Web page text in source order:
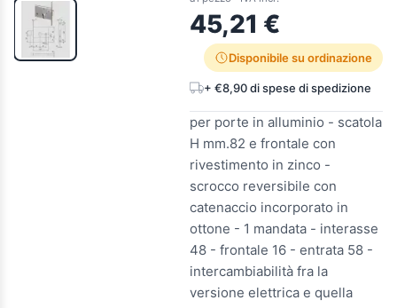
45,21 €
Disponibile su ordinazione
+ €8,90 di spese di spedizione
per porte in alluminio - scatola
H mm.82 e frontale con
rivestimento in zinco -
scrocco reversibile con
catenaccio incorporato in
ottone - 1 mandata - interasse
48 - frontale 16 - entrata 58 -
intercambiabilità fra la
versione elettrica e quella